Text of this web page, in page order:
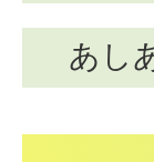
あし